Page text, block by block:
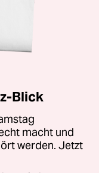
Blick
macht und
werden. Jetzt